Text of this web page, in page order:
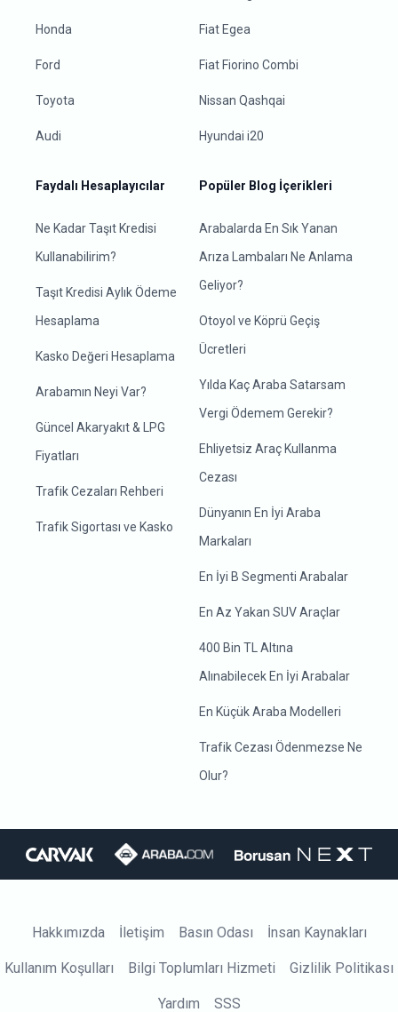
Honda
Ford
Toyota
Audi
Fiat Egea
Fiat Fiorino Combi
Nissan Qashqai
Hyundai i20
Faydalı Hesaplayıcılar
Ne Kadar Taşıt Kredisi
Kullanabilirim?
Taşıt Kredisi Aylık Ödeme
Hesaplama
Kasko Değeri Hesaplama
Arabamın Neyi Var?
Güncel Akaryakıt & LPG
Fiyatları
Trafik Cezaları Rehberi
Trafik Sigortası ve Kasko
Popüler Blog İçerikleri
Arabalarda En Sık Yanan
Arıza Lambaları Ne Anlama
Geliyor?
Otoyol ve Köprü Geçiş
Ücretleri
Yılda Kaç Araba Satarsam
Vergi Ödemem Gerekir?
Ehliyetsiz Araç Kullanma
Cezası
Dünyanın En İyi Araba
Markaları
En İyi B Segmenti Arabalar
En Az Yakan SUV Araçlar
400 Bin TL Altına
Alınabilecek En İyi Arabalar
En Küçük Araba Modelleri
Trafik Cezası Ödenmezse Ne
Olur?
Hakkımızda İletişim Basın Odası İnsan Kaynakları
Kullanım Koşulları Bilgi Toplumları Hizmeti Gizlilik Politikası
Yardım SSS